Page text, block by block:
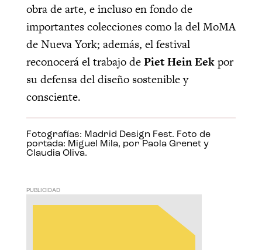
obra de arte, e incluso en fondo de
importantes colecciones como la del MoMA
de Nueva York; además, el festival
reconocerá el trabajo dePiet Hein Eekpor
su defensa del diseño sostenible y
consciente.
Fotografías: Madrid Design Fest. Foto de
portada: Miguel Mila, por Paola Grenet y
Claudia Oliva.
PUBLICIDAD